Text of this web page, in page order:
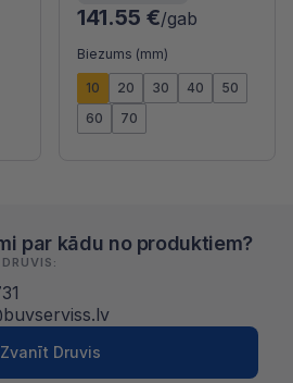
141.55 €/gab
Biezums (mm)
10 20 30 40
50
60
70
par kādu no produktiem?
Zvanīt Druvis